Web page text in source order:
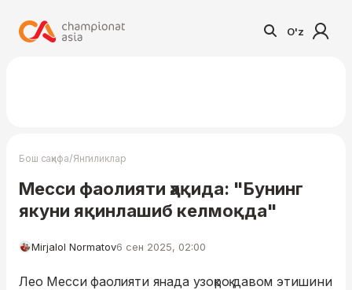
O'z
Бош саҳифа/Янгиликлар
Месси фаолияти ҳақида: "Бунинг
якуни яқинлашиб келмоқда"
Mirjalol Normatov6 сен 2025, 02:00
Лео Месси фаолияти янада узоқроқ давом этишини